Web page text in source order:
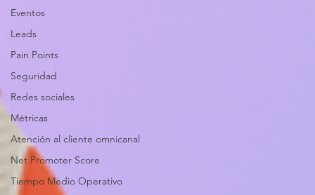
Eventos
Leads
Pain Points
Seguridad
Redes sociales
Métricas
Atención al cliente omnicanal
Net Promoter Score
Tiempo Medio Operativo